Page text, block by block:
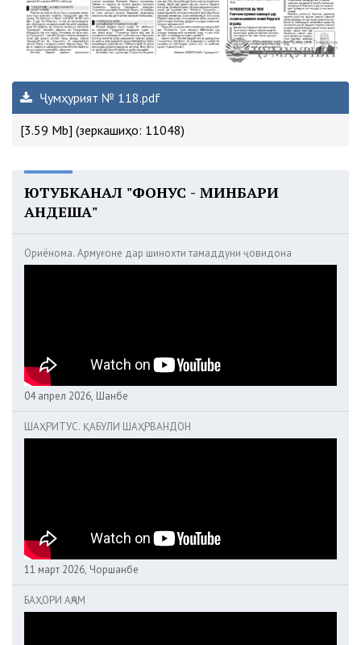
Ҷумҳурият № 118.pdf
[3.59 Mb] (зеркашиҳо: 11048)
ЮТУБКАНАЛ "ФОНУС - МИНБАРИ
АНДЕША"
Ориёнома. Армуғоне дар шинохти тамаддуни ҷовидона
04 апрел 2026, Шанбе
ШАҲРИТУС. ҚАБУЛИ ШАҲРВАНДОН
11 март 2026, Чоршанбе
БАҲОРИ АҶАМ